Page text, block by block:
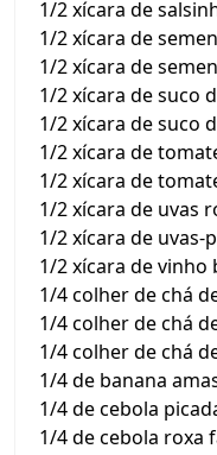
1/2 xícara de
1/2 xícara de
1/2 xícara de
1/2 xícara de suco
1/2 xícara de suco
1/2 xícara de
1/2 xícara de
1/2 xícara de uvas
1/2 xícara de uvas-
1/2 xícara de vinho
1/4 colher de chá
1/4 colher de chá
1/4 colher de chá
1/4 de banana
1/4 de cebola
1/4 de cebola roxa